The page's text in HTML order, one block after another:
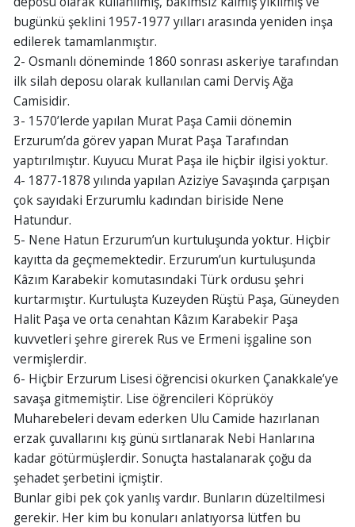
bugünkü şeklini 1957-1977 yılları arasında yeniden inşa
edilerek tamamlanmıştır.
2- Osmanlı döneminde 1860 sonrası askeriye tarafından
ilk silah deposu olarak kullanılan cami Derviş Ağa
Camisidir.
3- 1570’lerde yapılan Murat Paşa Camii dönemin
Erzurum’da görev yapan Murat Paşa Tarafından
yaptırılmıştır. Kuyucu Murat Paşa ile hiçbir ilgisi yoktur.
4- 1877-1878 yılında yapılan Aziziye Savaşında çarpışan
çok sayıdaki Erzurumlu kadından biriside Nene
Hatundur.
5- Nene Hatun Erzurum’un kurtuluşunda yoktur. Hiçbir
kayıtta da geçmemektedir. Erzurum’un kurtuluşunda
Kâzım Karabekir komutasındaki Türk ordusu şehri
kurtarmıştır. Kurtuluşta Kuzeyden Rüştü Paşa, Güneyden
Halit Paşa ve orta cenahtan Kâzım Karabekir Paşa
kuvvetleri şehre girerek Rus ve Ermeni işgaline son
vermişlerdir.
6- Hiçbir Erzurum Lisesi öğrencisi okurken Çanakkale’ye
savaşa gitmemiştir. Lise öğrencileri Köprüköy
Muharebeleri devam ederken Ulu Camide hazırlanan
erzak çuvallarını kış günü sırtlanarak Nebi Hanlarına
kadar götürmüşlerdir. Sonuçta hastalanarak çoğu da
şehadet şerbetini içmiştir.
Bunlar gibi pek çok yanlış vardır. Bunların düzeltilmesi
gerekir. Her kim bu konuları anlatıyorsa lütfen bu